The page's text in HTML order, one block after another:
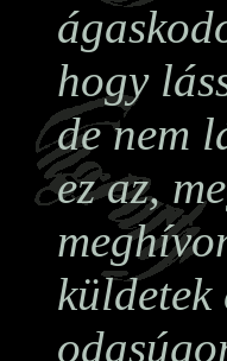
hogy
de nem
ez az,